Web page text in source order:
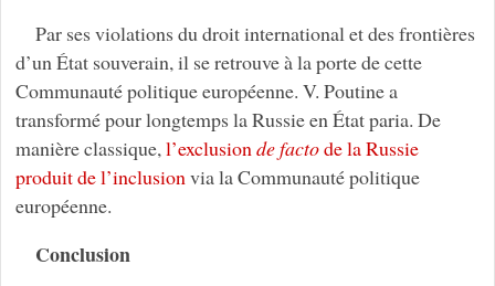
Par ses violations du droit international et des frontières
d’un État souverain, il se retrouve à la porte de cette
Communauté politique européenne. V. Poutine a
transformé pour longtemps la Russie en État paria. De
manière classique,l’exclusionde factode la Russie
produit de l’inclusionvia la Communauté politique
européenne.
Conclusion